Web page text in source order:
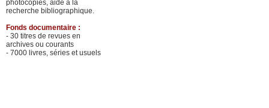
photocopies, aide à la
recherche bibliographique.
Fonds documentaire :
- 30 titres de revues en
archives ou courants
- 7000 livres, séries et usuels